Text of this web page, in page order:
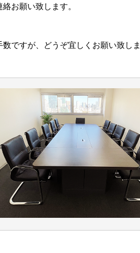
絡お願い致します。
数ですが、どうぞ宜しくお願い致しま